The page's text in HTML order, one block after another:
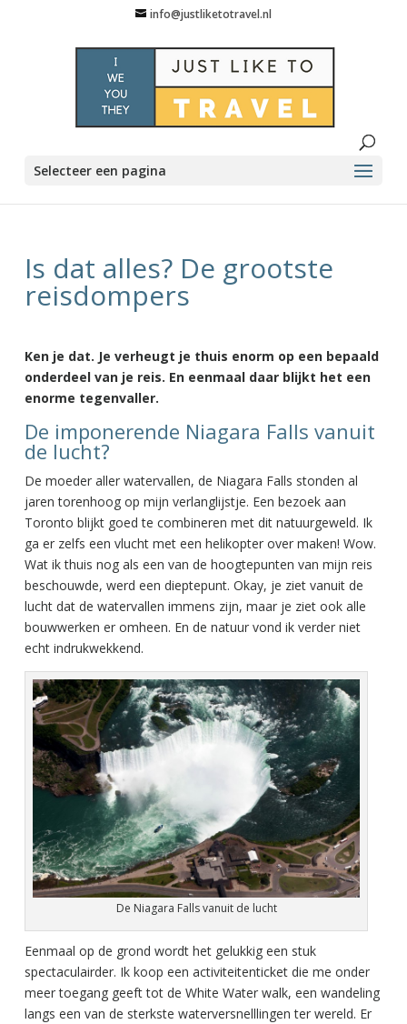
info@justliketotravel.nl
Selecteer een pagina
Is dat alles? De grootste
reisdompers
Ken je dat. Je verheugt je thuis enorm op een bepaald
onderdeel van je reis. En eenmaal daar blijkt het een
enorme tegenvaller.
De imponerende Niagara Falls vanuit
de lucht?
De moeder aller watervallen, de Niagara Falls stonden al
jaren torenhoog op mijn verlanglijstje. Een bezoek aan
Toronto blijkt goed te combineren met dit natuurgeweld. Ik
ga er zelfs een vlucht met een helikopter over maken! Wow.
Wat ik thuis nog als een van de hoogtepunten van mijn reis
beschouwde, werd een dieptepunt. Okay, je ziet vanuit de
lucht dat de watervallen immens zijn, maar je ziet ook alle
bouwwerken er omheen. En de natuur vond ik verder niet
echt indrukwekkend.
De Niagara Falls vanuit de lucht
Eenmaal op de grond wordt het gelukkig een stuk
spectaculairder. Ik koop een activiteitenticket die me onder
meer toegang geeft tot de White Water walk, een wandeling
langs een van de sterkste waterversnelllingen ter wereld. Er